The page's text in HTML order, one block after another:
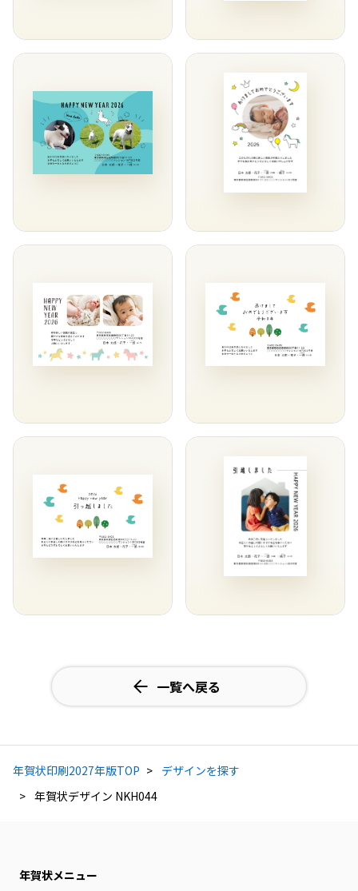
一覧へ戻る
年賀状印刷2027年版TOP
デザインを探す
年賀状デザイン NKH044
年賀状メニュー